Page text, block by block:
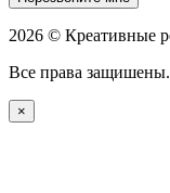
2026 © Креативные
Все права
×